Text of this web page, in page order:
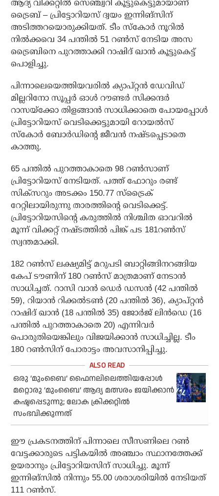
ആദ്യ വിക്കറ്റില്‍ സെഞ്ച്വറി കൂട്ടുകെട്ടുമായാണ്
ട്രൈബ് – പ്രിട്ടോറിയസ് ദ്വയം ഇന്നിങ്‌സിന്
അടിത്തറയൊരുക്കിയത്. ടീം സ്‌കോര്‍ നൂറില്‍
നില്‍ക്കവെ 34 പന്തില്‍ 51 റണ്‍സ് നേടിയ അസ
ട്രൈബിനെ പുറത്താക്കി റാഷിദ് ഖാന്‍ കൂട്ടുകെട്ട്
പൊളിച്ചു.
പിന്നാലെയെത്തിയവരില്‍ ക്യാപ്റ്റന്‍ ഡേവിഡ്
മില്ലറിനോ സൂപ്പര്‍ ഓള്‍ റൗണ്ടര്‍ സിക്കന്ദര്‍
റാസയ്‌ക്കോ തിളങ്ങാന്‍ സാധിക്കാതെ പോയപ്പോള്‍
പ്രിട്ടോറിയസ് വെടിക്കെട്ടുമായി റോയല്‍സ്
സ്‌കോര്‍ ബോര്‍ഡിന്റെ ജീവന്‍ നഷ്ടപ്പെടാതെ
കാത്തു.
65 പന്തില്‍ പുറത്താകാതെ 98 റണ്‍സാണ്
പ്രിട്ടോറിയസ് നേടിയത്. പത്ത് ഫോറും രണ്ട്
സിക്‌സറും അടക്കം 150.77 സ്‌ട്രൈക്
റേറ്റിലായിരുന്നു താരത്തിന്റെ വെടിക്കെട്ട്.
പ്രിട്ടോറിയസിന്റെ കരുത്തില്‍ നിശ്ചിത ഓവറില്‍
മൂന്ന് വിക്കറ്റ് നഷ്ടത്തില്‍ പിങ്ക് പട 181റണ്‍സ്
സ്വന്തമാക്കി.
182 റണ്‍സ് ലക്ഷ്യമിട്ട് മറുപടി ബാറ്റിങ്ങിനറങ്ങിയ
കേപ് ടൗണിന് 180 റണ്‍സ് മാത്രമാണ് നേടാന്‍
സാധിച്ചത്. റാസി വാന്‍ ഡെര്‍ ഡസന്‍ (42 പന്തില്‍
59), റിയാന്‍ റിക്കല്‍ടണ്‍ (20 പന്തില്‍ 36), ക്യാപ്റ്റന്‍
റാഷിദ് ഖാന്‍ (18 പന്തില്‍ 35) ജോര്‍ജ് ലിന്‍ഡെ (16
പന്തില്‍ പുറത്താകാതെ 20) എന്നിവര്‍
പൊരുതിയെങ്കിലും വിജയിക്കാന്‍ സാധിച്ചില്ല. ടീം
180 റണ്‍സിന് പോരാട്ടം അവസാനിപ്പിച്ചു.
ഒരു ‘മുംബൈ’ ഫൈനലിലെത്തിയപ്പോള്‍
മറ്റൊരു ‘മുംബൈ’ ആദ്യ മത്സരം ജയിക്കാന്‍
കഷ്ടപ്പെടുന്നു; ലോക ക്രിക്കറ്റില്‍
സംഭവിക്കുന്നത്
ഈ പ്രകടനത്തിന് പിന്നാലെ സീസണിലെ റണ്‍
വേട്ടക്കാരുടെ പട്ടികയില്‍ അഞ്ചാം സ്ഥാനത്തേക്ക്
ഉയരാനും പ്രിട്ടോറിയസിന് സാധിച്ചു. മൂന്ന്
ഇന്നിങ്‌സില്‍ നിന്നും 55.00 ശരാശരിയില്‍ നേടിയത്
111 റണ്‍സ്.